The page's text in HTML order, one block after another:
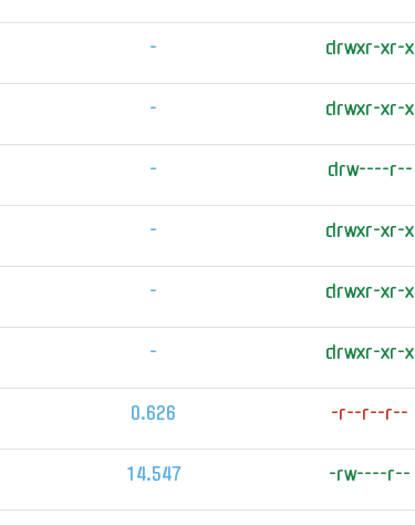
- drwxr-xr-x
- drwxr-xr-x
- drw----r--
- drwxr-xr-x
- drwxr-xr-x
- drwxr-xr-x
0.626 -r--r--r--
14.547 -rw----r--